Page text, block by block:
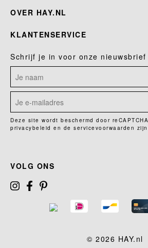
OVER HAY.NL
KLANTENSERVICE
Schrijf je in voor onze nieuwsbrief
Deze site wordt beschermd door
privacybeleid en de servicevoorwaarden
VOLG ONS
© 2026 HAY.nl